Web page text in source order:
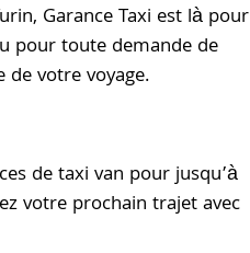
Garance Taxi est là pour
pour toute demande de
votre voyage.
de taxi van pour jusqu’à
votre prochain trajet avec